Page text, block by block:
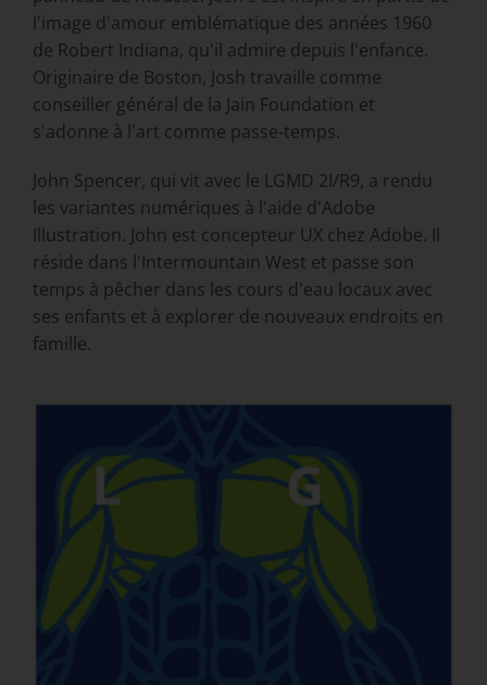
l'image d'amour emblématique des années 1960
de Robert Indiana, qu'il admire depuis l'enfance.
Originaire de Boston, Josh travaille comme
conseiller général de la Jain Foundation et
s'adonne à l'art comme passe-temps.
John Spencer, qui vit avec le LGMD 2I/R9, a rendu
les variantes numériques à l'aide d'Adobe
Illustration. John est concepteur UX chez Adobe. Il
réside dans l'Intermountain West et passe son
temps à pêcher dans les cours d'eau locaux avec
ses enfants et à explorer de nouveaux endroits en
famille.